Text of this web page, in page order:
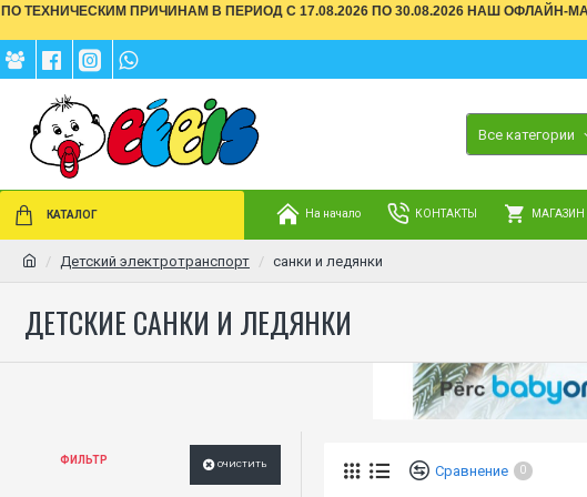
ПО ТЕХНИЧЕСКИМ ПРИЧИНАМ В ПЕРИОД С 17.08.2026 ПО 30.08.2026 НАШ
Все категории
КАТАЛОГ На начало КОНТАКТЫ МАГАЗИН
Детский электротранспорт санки и ледянки
ДЕТСКИЕ САНКИ И ЛЕДЯНКИ
ФИЛЬТР ОЧИСТИТЬ Сравнение 0